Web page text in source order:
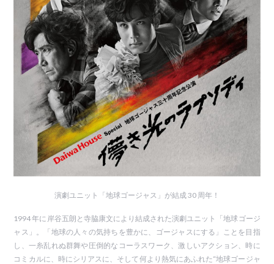
演劇ユニット「地球ゴージャス」が結成 30 周年！
1994 年に岸谷五朗と寺脇康文により結成された演劇ユニット「地球ゴージ
ャス」。「地球の人々の気持ちを豊かに、ゴージャスにする」ことを目指
し、一糸乱れぬ群舞や圧倒的なコーラスワーク、激しいアクション、時に
コミカルに、時にシリアスに、そして何より熱気にあふれた“地球ゴージャ